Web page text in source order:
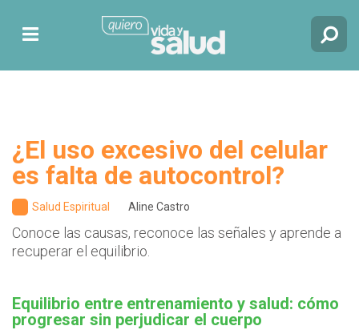
¿El uso excesivo del celular
es falta de autocontrol?
Salud Espiritual Aline Castro
Conoce las causas, reconoce las señales y aprende a
recuperar el equilibrio.
Equilibrio entre entrenamiento y salud: cómo
progresar sin perjudicar el cuerpo